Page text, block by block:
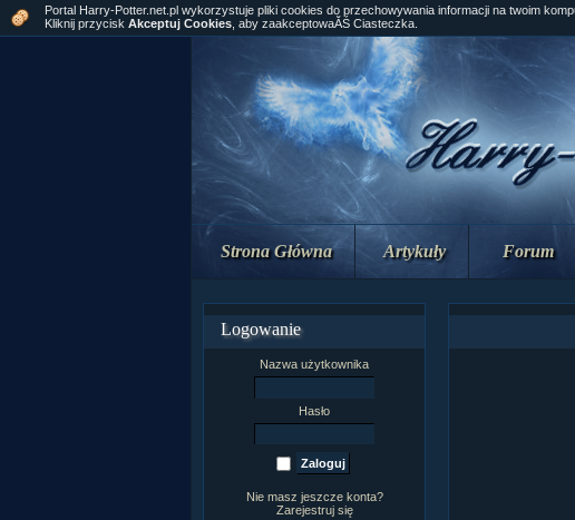
Strona Główna Artykuły Forum
Logowanie
Nazwa użytkownika
Hasło
Nie masz jeszcze konta?
Zarejestruj się
Portal Harry-Potter.net.pl wykorzystuje pliki cookies do przechowywania informacji na twoim
Kliknij przycisk Akceptuj Cookies , aby zaakceptowaĂŚ Ciasteczka.